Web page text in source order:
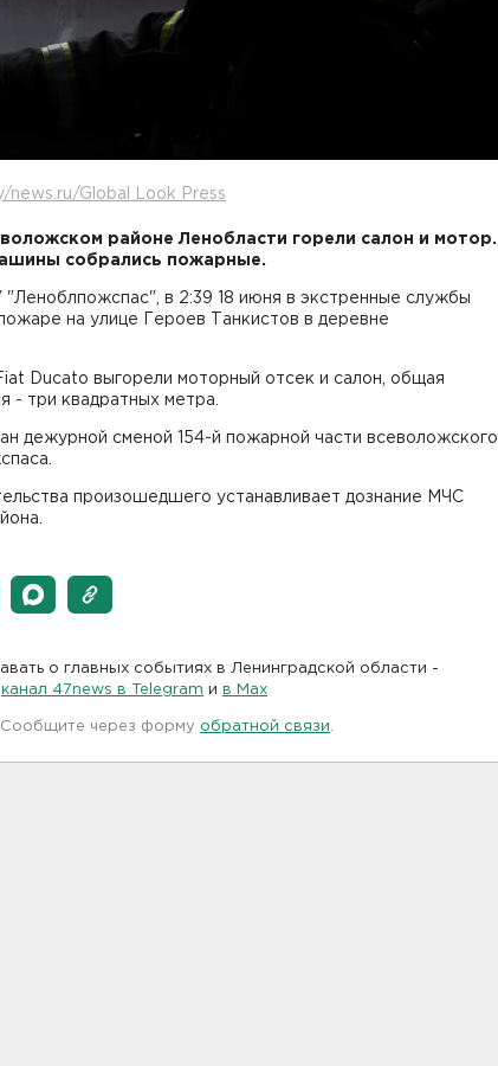
news.ru/Global Look Press
районе Ленобласти горели салон и мотор.
собрались пожарные.
в 2:39 18 июня в экстренные службы
на улице Героев Танкистов в деревне
Ducato выгорели моторный отсек и салон, общая
- три квадратных метра.
дежурной сменой 154-й пожарной части всеволожского
произошедшего устанавливает дознание МЧС
о главных событиях в Ленинградской области -
канал 47news в Telegram и в Maх
Сообщите через форму обратной связи